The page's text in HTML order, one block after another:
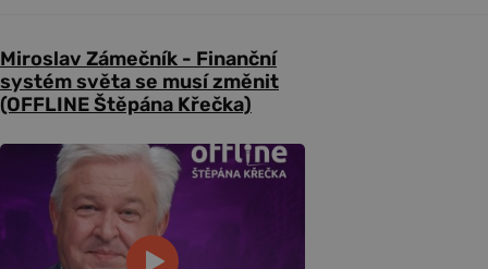
Miroslav Zámečník - Finanční
systém světa se musí změnit
(OFFLINE Štěpána Křečka)